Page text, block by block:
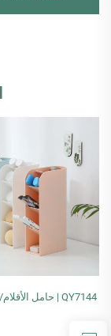
QY7144 | حامل الأقلام/فرش المكياج